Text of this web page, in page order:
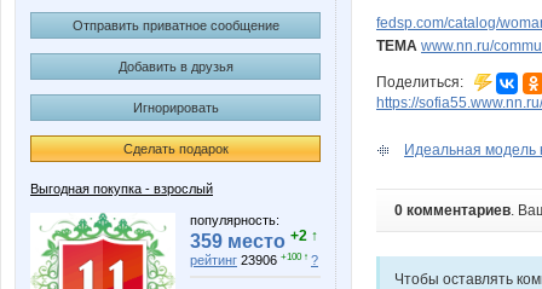
Отправить приватное сообщение
Добавить в друзья
Игнорировать
Сделать подарок
Выгодная покупка - взрослый
популярность:
359 место +2 ↑
рейтинг 23906 +100 ↑ ?
fedsp.com/catalog/
ТЕМА www.nn.ru/
Поделиться:
https://
Идеальная
0 комментариев.
Чтобы оставлять